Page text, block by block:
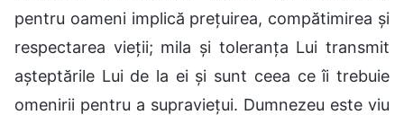
pentru oameni implică prețuirea, compătimirea și
respectarea vieții; mila și toleranța Lui transmit
așteptările Lui de la ei și sunt ceea ce îi trebuie
omenirii pentru a supraviețui. Dumnezeu este viu